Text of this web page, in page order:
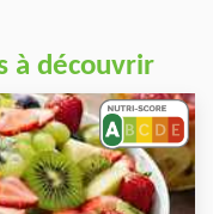
à découvrir